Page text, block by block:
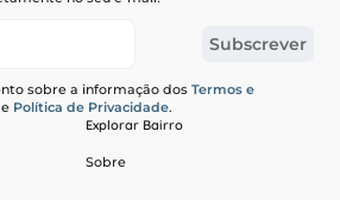
Subscrever
sobre a informação dos Termos e
e Política de Privacidade.
Explorar Bairro
Sobre